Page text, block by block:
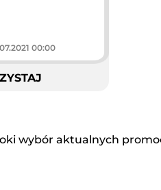
00:00
wybór aktualnych